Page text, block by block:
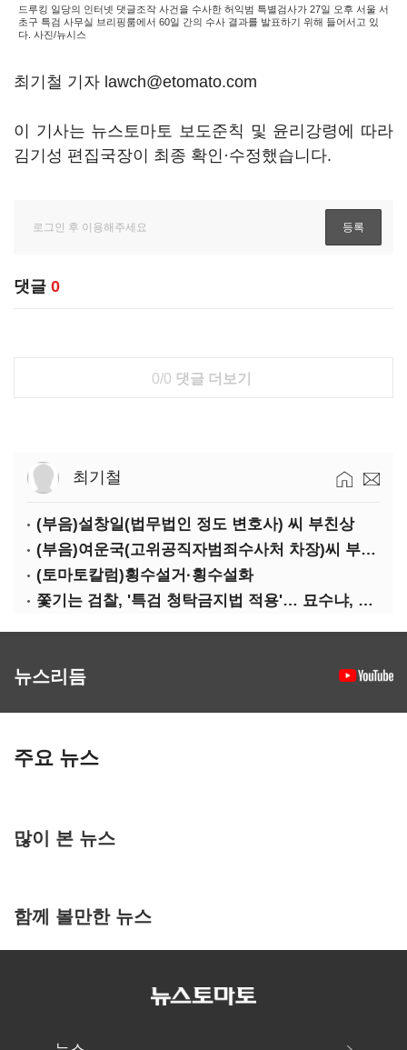
드루킹 일당의 인터넷 댓글조작 사건을 수사한 허익범 특별검사가 27일 오후 서울 서
초구 특검 사무실 브리핑룸에서 60일 간의 수사 결과를 발표하기 위해 들어서고 있
다. 사진/뉴시스
최기철 기자 lawch@etomato.com
이 기사는 뉴스토마토 보도준칙 및 윤리강령에 따라
김기성 편집국장이 최종 확인·수정했습니다.
댓글 0
0/0 댓글 더보기
최기철
(부음)설창일(법무법인 정도 변호사) 씨 부친상
(부음)여운국(고위공직자범죄수사처 차장)씨 부친상
(토마토칼럼)횡수설거·횡수설화
쫓기는 검찰, '특검 청탁금지법 적용'… 묘수냐, 무리수냐
뉴스리듬
주요 뉴스
많이 본 뉴스
함께 볼만한 뉴스